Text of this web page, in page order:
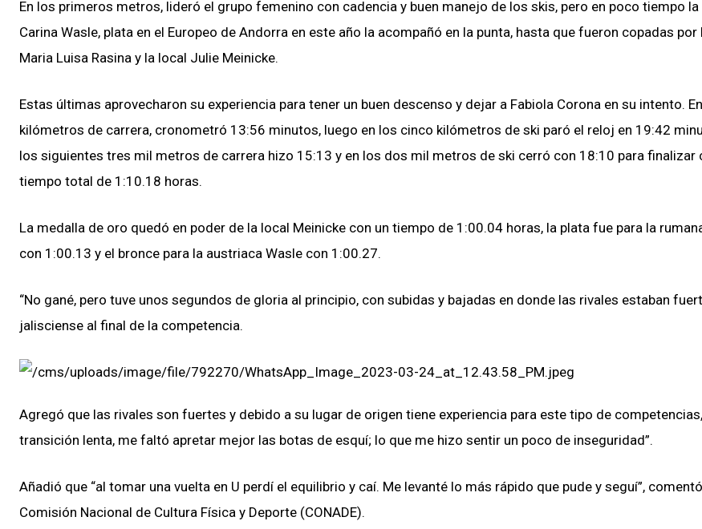
En los primeros metros, lideró el grupo femenino con cadencia y buen manejo de los skis, pero en poco tiempo
Carina Wasle, plata en el Europeo de Andorra en este año la acompañó en la punta, hasta que fueron copadas por
Maria Luisa Rasina y la local Julie Meinicke.
Estas últimas aprovecharon su experiencia para tener un buen descenso y dejar a Fabiola Corona en su intento.
kilómetros de carrera, cronometró 13:56 minutos, luego en los cinco kilómetros de ski paró el reloj en 19:42
los siguientes tres mil metros de carrera hizo 15:13 y en los dos mil metros de ski cerró con 18:10 para finalizar
tiempo total de 1:10.18 horas.
La medalla de oro quedó en poder de la local Meinicke con un tiempo de 1:00.04 horas, la plata fue para la
con 1:00.13 y el bronce para la austriaca Wasle con 1:00.27.
“No gané, pero tuve unos segundos de gloria al principio, con subidas y bajadas en donde las rivales estaban
jalisciense al final de la competencia.
Agregó que las rivales son fuertes y debido a su lugar de origen tiene experiencia para este tipo de competencias,
transición lenta, me faltó apretar mejor las botas de esquí; lo que me hizo sentir un poco de inseguridad”.
Añadió que “al tomar una vuelta en U perdí el equilibrio y caí. Me levanté lo más rápido que pude y seguí”,
Comisión Nacional de Cultura Física y Deporte (CONADE).